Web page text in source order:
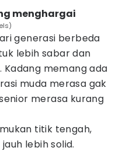
menghargai
generasi berbeda
lebih sabar dan
memang ada
muda merasa gak
merasa kurang
titik tengah,
lebih solid.